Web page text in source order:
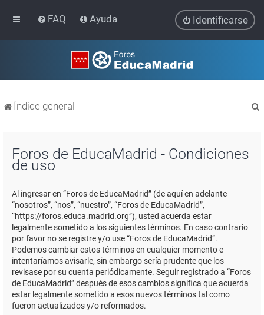
FAQ Ayuda Identificarse
Índice general
Foros de EducaMadrid - Condiciones
de uso
Al ingresar en “Foros de EducaMadrid” (de aquí en adelante
“nosotros”, “nos”, “nuestro”, “Foros de EducaMadrid”,
“https://foros.educa.madrid.org”), usted acuerda estar
legalmente sometido a los siguientes términos. En caso contrario
por favor no se registre y/o use “Foros de EducaMadrid”.
Podemos cambiar estos términos en cualquier momento e
intentaríamos avisarle, sin embargo sería prudente que los
revisase por su cuenta periódicamente. Seguir registrado a “Foros
de EducaMadrid” después de esos cambios significa que acuerda
estar legalmente sometido a esos nuevos términos tal como
fueron actualizados y/o reformados.